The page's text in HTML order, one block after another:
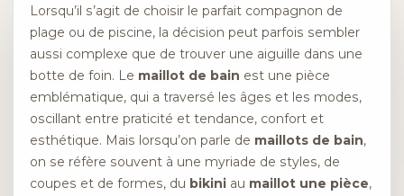
Lorsqu’il s’agit de choisir le parfait compagnon de
plage ou de piscine, la décision peut parfois sembler
aussi complexe que de trouver une aiguille dans une
botte de foin. Le maillot de bain est une pièce
emblématique, qui a traversé les âges et les modes,
oscillant entre praticité et tendance, confort et
esthétique. Mais lorsqu’on parle de maillots de bain,
on se réfère souvent à une myriade de styles, de
coupes et de formes, du bikini au maillot une pièce,